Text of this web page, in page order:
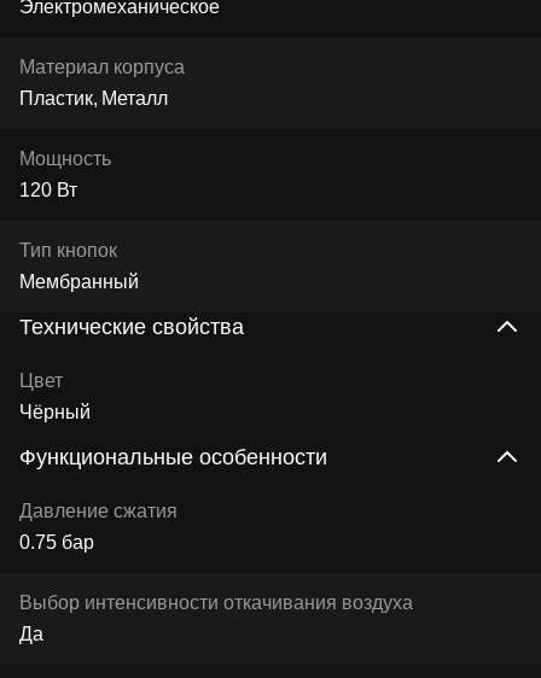
Электромеханическое
Материал корпуса
Пластик Металл
Мощность
120 Вт
Тип кнопок
Мембранный
Технические свойства
Цвет
Чёрный
Функциональные особенности
Давление сжатия
0.75 бар
Выбор интенсивности откачивания воздуха
Да